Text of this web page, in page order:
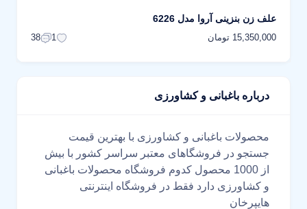
علف زن بنزینی آروا مدل 6226
15,350,000 تومان 1
38
درباره باغبانی و کشاورزی
محصولات باغبانی و کشاورزی با بهترین قیمت
جستجو در فروشگاهای معتبر سراسر کشور با بیش
از 1000 محصول کدوم فروشگاه محصولات باغبانی
و کشاورزی دارد فقط در فروشگاه اینترنتی
هایپرخان